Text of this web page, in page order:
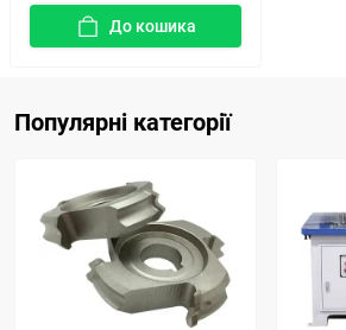
До кошика
Популярні категорії